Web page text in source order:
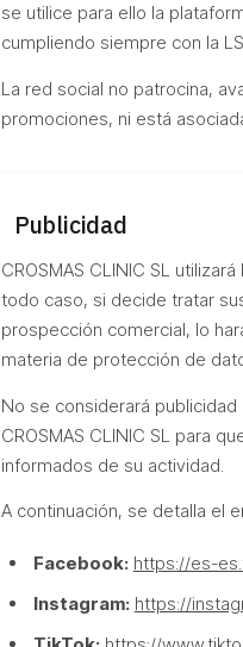
se utilice para ello la
cumpliendo siempre con la
La red social no patrocina,
promociones, ni está
Publicidad
CROSMAS CLINIC SL
todo caso, si decide tratar
prospección comercial, lo
materia de protección de
No se considerará
CROSMAS CLINIC SL para
informados de su actividad.
A continuación, se detalla el
Facebook: https://es-
Instagram: https://